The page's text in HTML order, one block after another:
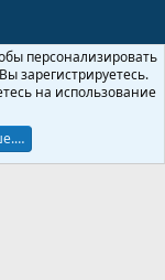
Ltd.
персонализировать
зарегистрируетесь.
на использование